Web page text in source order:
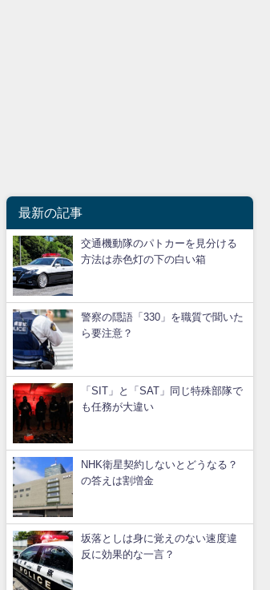
最新の記事
交通機動隊のパトカーを見分ける
方法は赤色灯の下の白い箱
警察の隠語「330」を職質で聞いた
ら要注意？
「SIT」と「SAT」同じ特殊部隊で
も任務が大違い
NHK衛星契約しないとどうなる？
の答えは割増金
坂落としは身に覚えのない速度違
反に効果的な一言？